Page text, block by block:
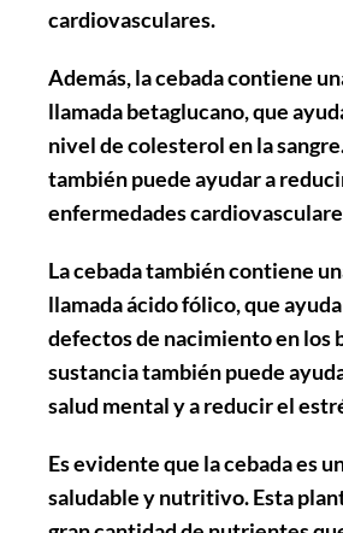
cardiovasculares.
Además, la cebada contiene
llamada betaglucano, que
nivel de colesterol en la
también puede ayudar a
enfermedades
La cebada también contiene
llamada ácido fólico, que
defectos de nacimiento en los
sustancia también puede
salud mental y a reducir el
Es evidente que la cebada es
saludable y nutritivo. Esta